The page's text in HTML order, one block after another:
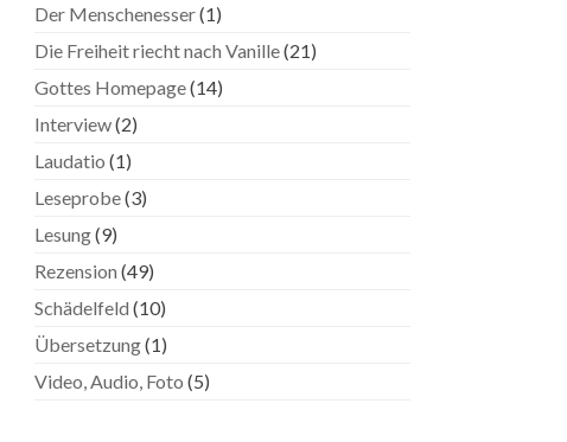
Der Menschenesser(1)
Die Freiheit riecht nach Vanille(21)
Gottes Homepage(14)
Interview(2)
Laudatio (1)
Leseprobe(3)
Lesung(9)
Rezension (49)
Schädelfeld (10)
Übersetzung(1)
Video, Audio, Foto (5)